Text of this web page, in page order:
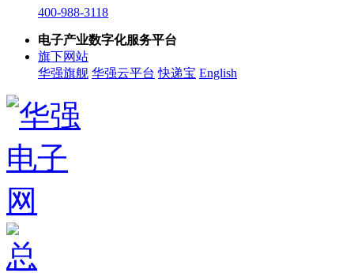
400-988-3118
电子产业数字化服务平台
旗下网站
华强旗舰 华强云平台 快递宝 English